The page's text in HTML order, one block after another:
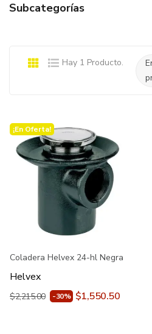
Subcategorías
Hay 1 Producto.
¡En Oferta!
Coladera Helvex 24-hl Negra
Helvex
$2,215.00 -30% $1,550.50